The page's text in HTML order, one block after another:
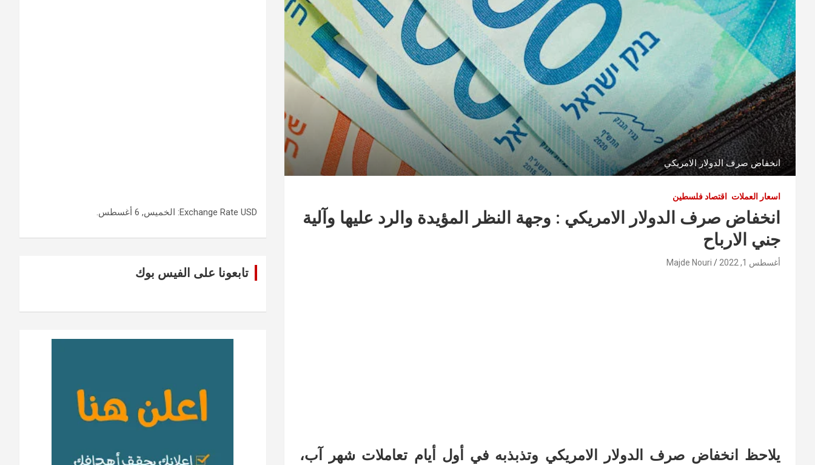
انخفاض صرف الدولار الامريكي
اسعار العملات اقتصاد فلسطين
انخفاض صرف الدولار الامريكي : وجهة النظر المؤيدة والرد عليها وآلية
جني الارباح
أغسطس 1, 2022 Majde Nouri
يلاحظ انخفاض صرف الدولار الامريكي وتذبذبه في أول أيام تعاملات شهر آب،
Exchange Rate USD : الخميس, 6 أغسطس.
تابعونا على الفيس بوك